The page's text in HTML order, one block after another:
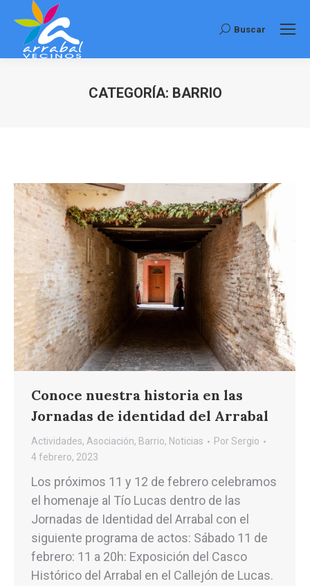
Buscar:
Buscar
CATEGORÍA: BARRIO
Conoce nuestra historia en las
Jornadas de identidad del Arrabal
Actividades, Asociación, Barrio, Noticias PorSergio
4 febrero, 2023
Los próximos 11 y 12 de febrero celebramos
el homenaje al Tío Lucas dentro de las
Jornadas de Identidad del Arrabal con el
siguiente programa de actos: Sábado 11 de
febrero: 11 a 20h: Exposición del Casco
Histórico del Arrabal en el Callejón de Lucas.